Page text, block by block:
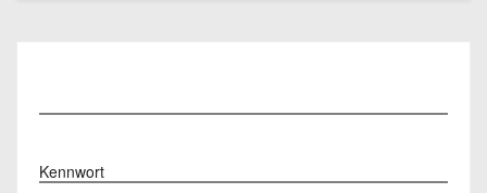
Kennwort